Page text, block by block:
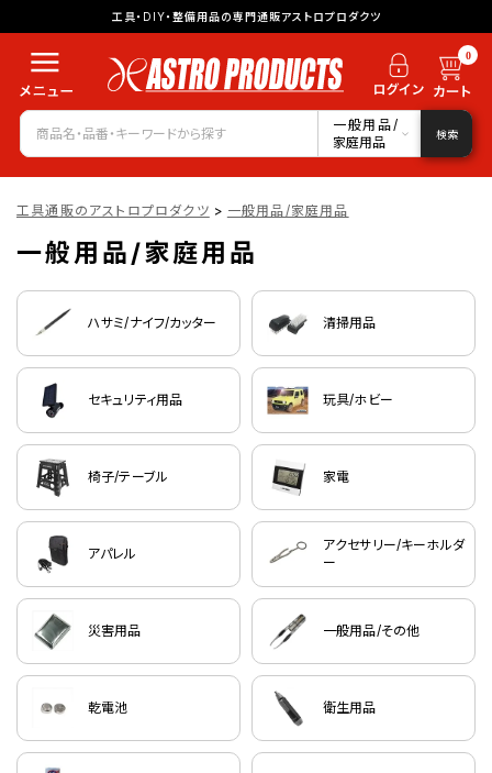
工具・DIY・整備用品の専門通販アストロプロダクツ
0
一般用品/
家庭用品
検索
工具通販のアストロプロダクツ > 一般用品/家庭用品
一般用品/家庭用品
ハサミ/ナイフ/カッター 清掃用品
セキュリティ用品 玩具/ホビー
椅子/テーブル 家電
アパレル
アクセサリー/キーホルダ
ー
災害用品 一般用品/その他
乾電池 衛生用品